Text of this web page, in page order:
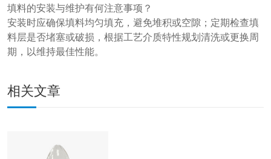
填料的安装与维护有何注意事项？
安装时应确保填料均匀填充，避免堆积或空隙；定期检查填
料层是否堵塞或破损，根据工艺介质特性规划清洗或更换周
期，以维持最佳性能。
相关文章